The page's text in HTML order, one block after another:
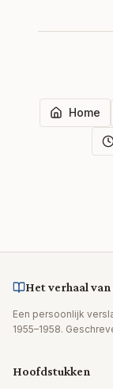
Home
Het verhaal
Een persoonlijk
1955–1958.
Hoofdstukken